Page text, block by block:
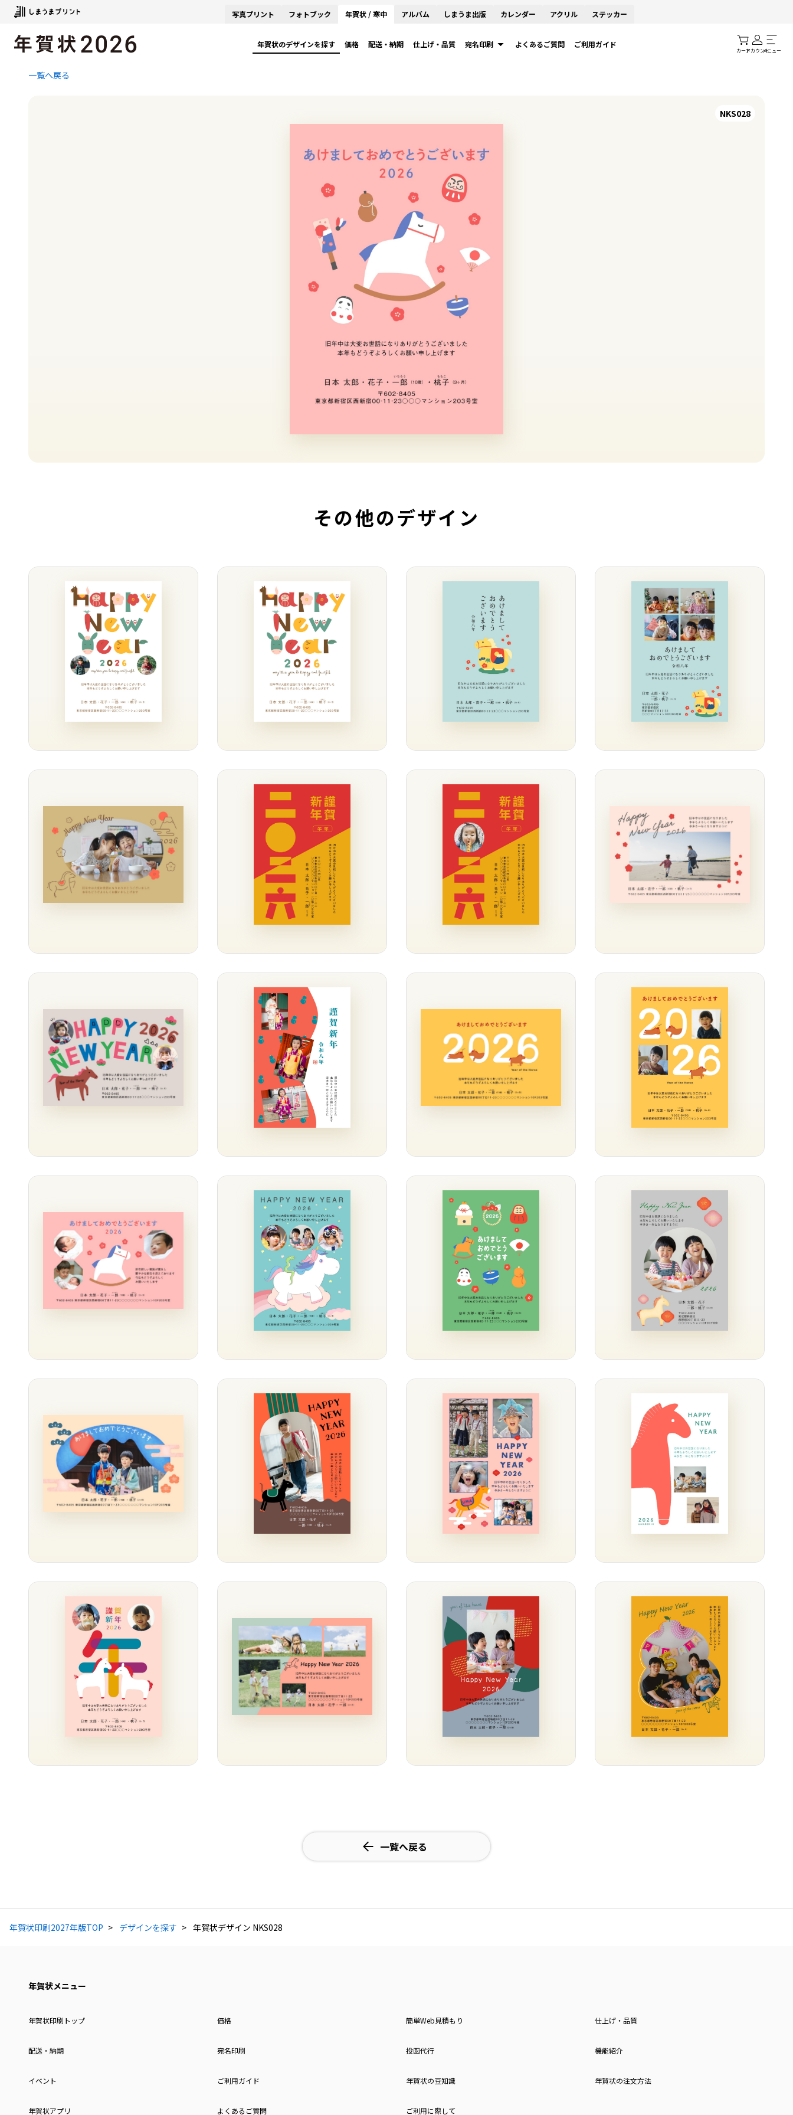
写真プリント フォトブック 年賀状 / 寒中 アルバム しまうま出版 カレンダー アクリル ステッカー
年賀状のデザインを探す 価格 配送・納期 仕上げ・品質 宛名印刷 よくあるご質問 ご利用ガイド
カートアカウントメニュー
一覧へ戻る
NKS028
その他のデザイン
一覧へ戻る
年賀状印刷2027年版TOP デザインを探す 年賀状デザイン NKS028
年賀状メニュー
年賀状印刷トップ 価格 簡単Web見積もり 仕上げ・品質
配送・納期 宛名印刷 投函代行 機能紹介
イベント ご利用ガイド 年賀状の豆知識 年賀状の注文方法
年賀状アプリ よくあるご質問 ご利用に際して